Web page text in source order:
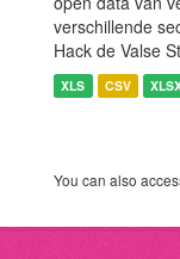
verschillende
Hack de Valse
XLS CSV
You can also